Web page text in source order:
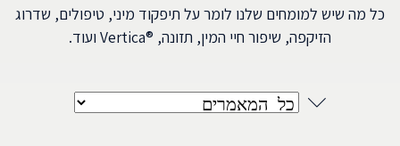
כל מה שיש למומחים שלנו לומר על תיפקוד מיני, טיפולים, שדרוג
הזיקפה, שיפור חיי המין, תזונה, ®Vertica ועוד.